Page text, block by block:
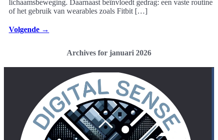
lichaamsbeweging. Daarnaast beïnvloedt gedrag: een vaste routine
of het gebruik van wearables zoals Fitbit […]
Volgende →
Archives for januari 2026